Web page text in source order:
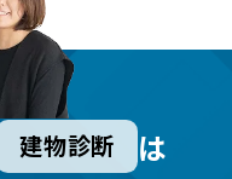
建物診断 は